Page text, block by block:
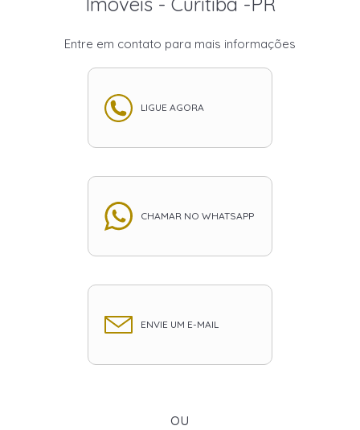
Entre em contato para mais informações
LIGUE AGORA
CHAMAR NO WHATSAPP
ENVIE UM E-MAIL
ou